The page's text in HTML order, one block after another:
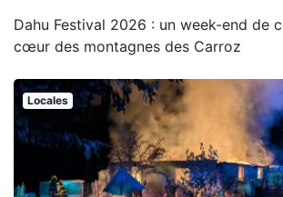
Dahu Festival 2026 : un week-end de
cœur des montagnes des Carroz
Locales